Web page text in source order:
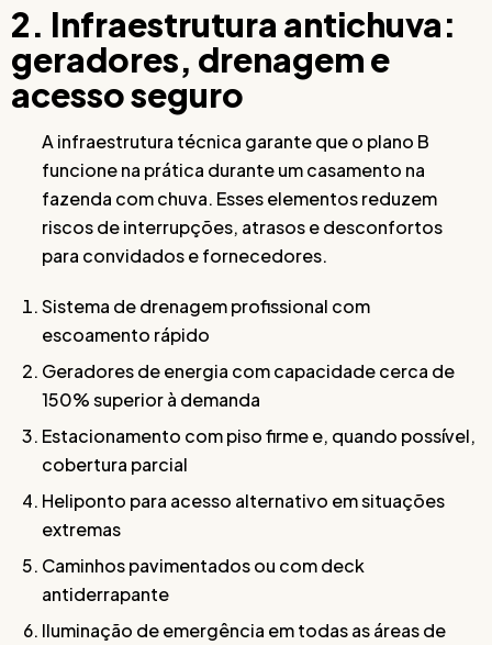
2. Infraestrutura antichuva:
geradores, drenagem e
acesso seguro
A infraestrutura técnica garante que o plano B
funcione na prática durante um casamento na
fazenda com chuva. Esses elementos reduzem
riscos de interrupções, atrasos e desconfortos
para convidados e fornecedores.
Sistema de drenagem profissional com
escoamento rápido
Geradores de energia com capacidade cerca de
150% superior à demanda
Estacionamento com piso firme e, quando possível,
cobertura parcial
Heliponto para acesso alternativo em situações
extremas
Caminhos pavimentados ou com deck
antiderrapante
Iluminação de emergência em todas as áreas de